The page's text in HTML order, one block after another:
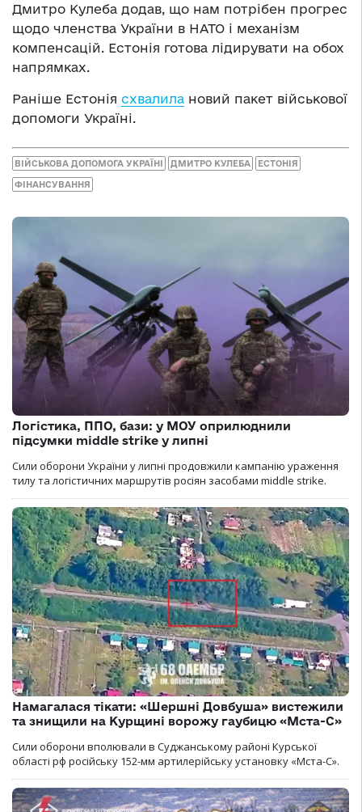
Дмитро Кулеба додав, що нам потрібен прогрес
щодо членства України в НАТО і механізм
компенсацій. Естонія готова лідирувати на обох
напрямках.
Раніше Естонія схвалила новий пакет військової
допомоги Україні.
ВІЙСЬКОВА ДОПОМОГА УКРАЇНІ ДМИТРО КУЛЕБА ЕСТОНІЯ
ФІНАНСУВАННЯ
Логістика, ППО, бази: у МОУ оприлюднили
підсумки middle strike у липні
Сили оборони України у липні продовжили кампанію ураження
тилу та логістичних маршрутів росіян засобами middle strike.
Намагалася тікати: «Шершні Довбуша» вистежили
та знищили на Курщині ворожу гаубицю «Мста-С»
Сили оборони вполювали в Суджанському районі Курської
області рф російську 152-мм артилерійську установку «Мста-С».